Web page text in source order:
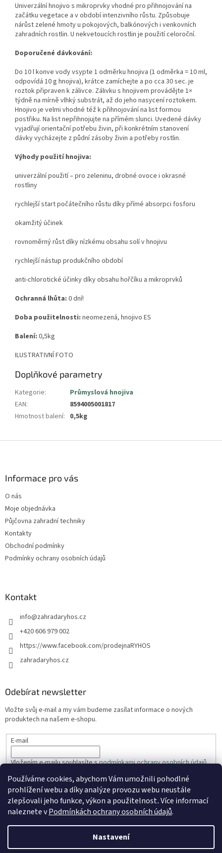
Používáme cookies, abychom Vám umožnili pohodlné
prohlížení webu a díky analýze provozu webu neustále
zlepšovali jeho funkce, výkon a použitelnost.Více informací
naleznete vPodmínkách ochrany osobních údajů.
Nastavení
Univerzální hnojivo s mikroprvky vhodné pro přihnojování na
začátku vegetace a v období intenzivního růstu. Způsobuje
nárůst zelené hmoty u pokojových, balkónových i venkovních
zahradních rostlin. U nekvetoucích rostlin je použití celoroční.
Doporučené dávkování:
Do 10 l konve vody vsypte 1 odměrku hnojiva (1 odměrka = 10 ml,
odpovídá 10 g hnojiva), krátce zamíchejte a po cca 30 sec. je
roztok připraven k zálivce. Zálivku s hnojivem provádějte 1×
týdně na mírně vlhký substrát, až do jeho nasycení roztokem.
Hnojivo je velmi vhodné též k přihnojování na list formou
postřiku. Na list nepřihnojujte na přímém slunci. Uvedené dávky
vyjadřují orientační potřebu živin, při konkrétním stanovení
dávky vycházejte z půdní zásoby živin a potřeby rostlin.
Výhody použití hnojiva:
univerzální použití – pro zeleninu, drobné ovoce i okrasné
rostliny
rychlejší start počátečního růstu díky přímé absorpci fosforu
okamžitý účinek
rovnoměrný růst díky nízkému obsahu solí v hnojivu
rychlejší nástup produkčního období
anti-chlorotické účinky díky obsahu hořčíku a mikroprvků
Ochranná lhůta: 0 dní!
Doba použitelnosti: neomezená, hnojivo ES
Balení: 0,5kg
ILUSTRATIVNÍ FOTO
Doplňkové parametry
Kategorie:
Průmyslová hnojiva
EAN:
8594005001817
Hmotnost balení: 0,5kg
Informace pro vás
O nás
Moje objednávka
Půjčovna zahradní techniky
Kontakty
Obchodní podmínky
Podmínky ochrany osobních údajů
Kontakt
info@zahradaryhos.cz
+420 606 979 002
https://www.facebook.com/prodejnaRYHOS
zahradaryhos.cz
Odebírat newsletter
Vložte svůj e-mail a my vám budeme zasílat informace o nových
produktech na našem e-shopu.
E-mail
Vložením e-mailu souhlasíte spodmínkami ochrany osobních údajů
PŘIHLÁSIT SE